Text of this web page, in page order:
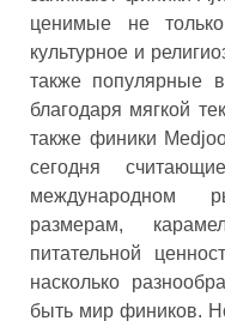
ценимые не
культурное и
также популярные
благодаря мягкой
также финики
сегодня
международном
размерам,
питательной
насколько
быть мир фиников.